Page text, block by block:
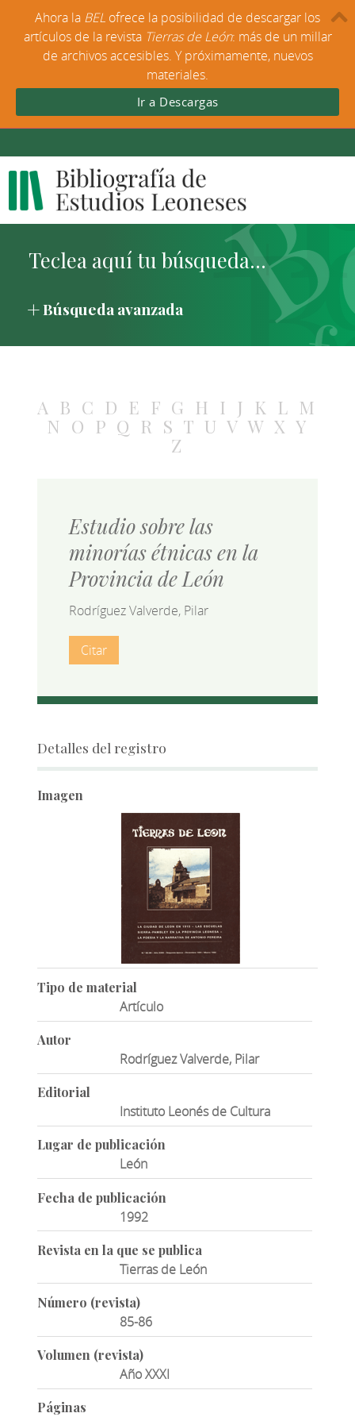
Búsqueda avanzada
A B C D E F G H I J K L M
N O P Q R S T U V W X Y
Z
Estudio sobre las
minorías étnicas en la
Provincia de León
Rodríguez Valverde, Pilar
Citar
Detalles del registro
Imagen
Tipo de material
Artículo
Autor
Rodríguez Valverde, Pilar
Editorial
Instituto Leonés de Cultura
Lugar de publicación
León
Fecha de publicación
1992
Revista en la que se publica
Tierras de León
Número (revista)
85-86
Volumen (revista)
Año XXXI
Páginas
Ahora la BEL ofrece la posibilidad de descargar los
artículos de la revista Tierras de León: más de un millar
de archivos accesibles. Y próximamente, nuevos
materiales.
Ir a Descargas